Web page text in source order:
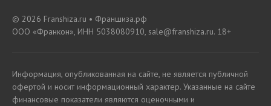
© 2026 Franshiza.ru • Франшиза.рф
ООО «Франкон», ИНН 5038080910, sale@franshiza.ru. 18+
Информация, опубликованная на сайте, не является публичной
офертой и носит информационный характер. Указанные на сайте
финансовые показатели являются оценочными и